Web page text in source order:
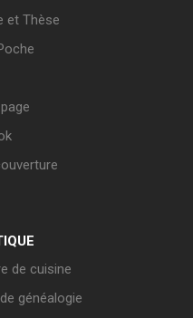
et Thèse
de cuisine
généalogie